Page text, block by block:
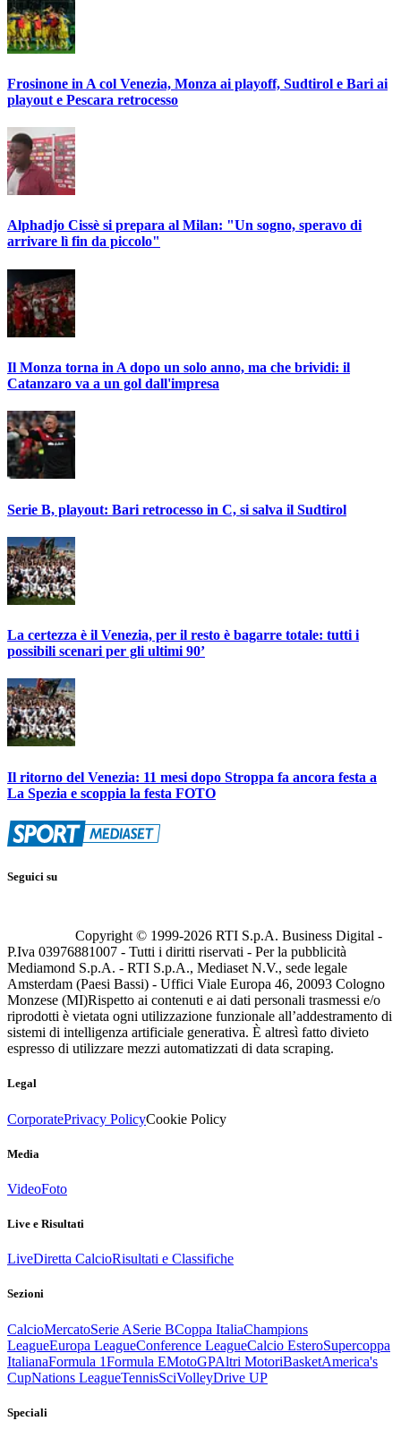
Frosinone in A col Venezia, Monza ai playoff, Sudtirol e Bari ai
playout e Pescara retrocesso
Alphadjo Cissè si prepara al Milan: "Un sogno, speravo di
arrivare lì fin da piccolo"
Il Monza torna in A dopo un solo anno, ma che brividi: il
Catanzaro va a un gol dall'impresa
Serie B, playout: Bari retrocesso in C, si salva il Sudtirol
La certezza è il Venezia, per il resto è bagarre totale: tutti i
possibili scenari per gli ultimi 90’
Il ritorno del Venezia: 11 mesi dopo Stroppa fa ancora festa a
La Spezia e scoppia la festa FOTO
Seguici su
Copyright © 1999-2026 RTI S.p.A. Business Digital -
P.Iva 03976881007 - Tutti i diritti riservati - Per la pubblicità
Mediamond S.p.A. - RTI S.p.A., Mediaset N.V., sede legale
Amsterdam (Paesi Bassi) - Uffici Viale Europa 46, 20093 Cologno
Monzese (MI)Rispetto ai contenuti e ai dati personali trasmessi e/o
riprodotti è vietata ogni utilizzazione funzionale all’addestramento di
sistemi di intelligenza artificiale generativa. È altresì fatto divieto
espresso di utilizzare mezzi automatizzati di data scraping.
Legal
CorporatePrivacy PolicyCookie Policy
Media
VideoFoto
Live e Risultati
LiveDiretta CalcioRisultati e Classifiche
Sezioni
CalcioMercatoSerie ASerie BCoppa ItaliaChampions
LeagueEuropa LeagueConference LeagueCalcio EsteroSupercoppa
ItalianaFormula 1Formula EMotoGPAltri MotoriBasketAmerica's
CupNations LeagueTennisSciVolleyDrive UP
Speciali